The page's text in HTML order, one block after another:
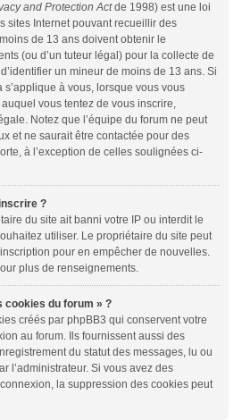
and Protection Actde 1998) est une loi
sites Internet pouvant recueillir des
de 13 ans doivent obtenir le
(ou d’un tuteur légal) pour la collecte de
un mineur de moins de 13 ans. Si
s’applique à vous, lorsque vous vous
vous tentez de vous inscrire,
Notez que l’équipe du forum ne peut
et ne saurait être contactée pour des
à l’exception de celles soulignées ci-
?
du site ait banni votre IP ou interdit le
utiliser. Le propriétaire du site peut
pour en empêcher de nouvelles.
plus de renseignements.
cookies du forum » ?
créés par phpBB3 qui conservent votre
au forum. Ils fournissent aussi des
du statut des messages, lu ou
l’administrateur. Si vous avez des
la suppression des cookies peut